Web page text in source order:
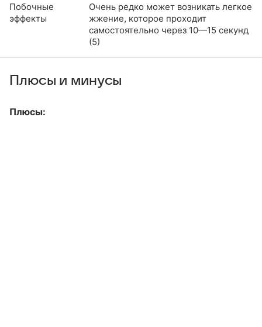
Побочные
эффекты
Очень редко может возникать легкое
жжение, которое проходит
самостоятельно через 10—15 секунд
(5)
Плюсы и минусы
Плюсы: